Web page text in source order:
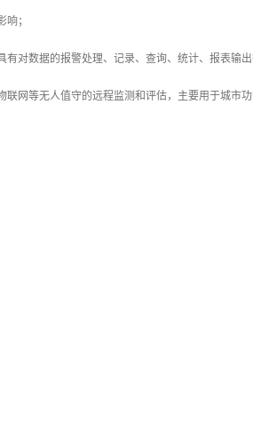
；
对数据的报警处理、记录、查询、统计、报表输出
网等无人值守的远程监测和评估，主要用于城市